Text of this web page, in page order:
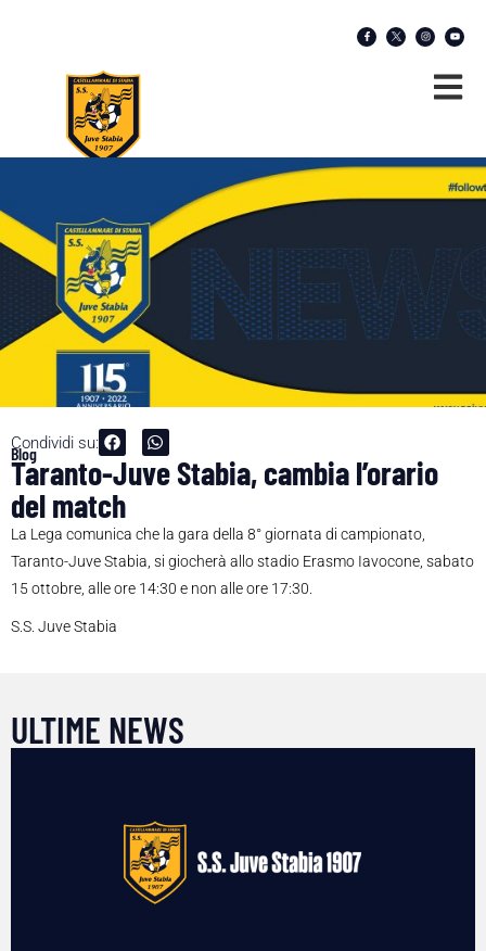
Condividi su:
Blog
Taranto-Juve Stabia, cambia l’orario
del match
La Lega comunica che la gara della 8° giornata di campionato,
Taranto-Juve Stabia, si giocherà allo stadio Erasmo Iavocone, sabato
15 ottobre, alle ore 14:30 e non alle ore 17:30.
S.S. Juve Stabia
ULTIME NEWS